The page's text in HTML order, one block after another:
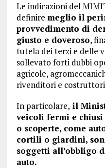
Le indicazioni del
definire meglio il
provvedimento di
giusto e doveroso,
tutela dei terzi e delle
sollevato forti dubbi
agricole,
rivenditori e
In particolare, il
veicoli fermi e
o scoperte, come
cortili o giardini,
soggetti all’obbligo
auto.